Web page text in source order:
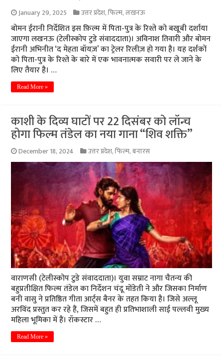
January 29, 2025 उत्तर प्रदेश,फिल्म,लखनऊ
बोमन ईरानी निर्देशित इस फ़िल्म में पिता-पुत्र के रिश्ते को बखूबी दर्शाया
जाएगा लखनऊ (टेलीस्कोप टुडे संवाददाता)। अविनाश तिवारी और बोमन
ईरानी अभिनीत ‘द मेहता बॉयज़’ का ट्रेलर रिलीज़ हो गया है। यह दर्शकों
को पिता-पुत्र के रिश्ते के बारे में एक भावनात्मक सवारी पर ले जाने के
लिए तैयार है। …
Read More »
काशी के दिव्य घाटों पर 22 दिसंबर को लॉन्च
होगा फिल्म तंडेल का नया गाना “शिव शक्ति”
December 18, 2024 उत्तर प्रदेश,फिल्म,बनारस
वाराणसी (टेलीस्कोप टुडे संवाददाता)। युवा सम्राट नागा चैतन्य की
बहुप्रतीक्षित फिल्म तंडेल का निर्देशन चंदू मोंडेती ने और जिसका निर्माण
बनी वासु ने प्रतिष्ठित गीता आर्ट्स बैनर के तहत किया है। जिसे अल्लू
अरविंद प्रस्तुत कर रहे हैं, जिसमें बहुत ही प्रतिभाशाली साई पल्लवी मुख्य
महिला भूमिका में हैं। रॉकस्टार …
Read More »